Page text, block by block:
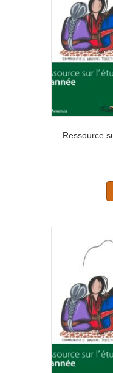
Ressource